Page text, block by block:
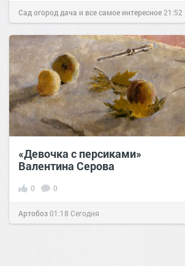
Сад огород дача и все самое интересное 21:52
05 мар 2019
«Девочка с персиками»
Валентина Серова
0 0
Артобоз01:18 Сегодня